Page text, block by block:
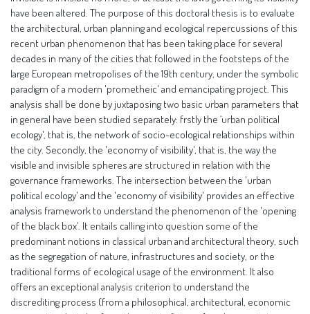
have been altered. The purpose of this doctoral thesis is to evaluate
the architectural, urban planning and ecological repercussions of this
recent urban phenomenon that has been taking place for several
decades in many of the cities that followed in the footsteps of the
large European metropolises of the 19th century, under the symbolic
paradigm of a modern 'prometheic' and emancipating project. This
analysis shall be done by juxtaposing two basic urban parameters that
in general have been studied separately: frstly the ‘urban political
ecology', that is, the network of socio-ecological relationships within
the city. Secondly, the 'economy of visibility', that is, the way the
visible and invisible spheres are structured in relation with the
governance frameworks. The intersection between the 'urban
political ecology' and the 'economy of visibility' provides an effective
analysis framework to understand the phenomenon of the 'opening
of the black box'. It entails calling into question some of the
predominant notions in classical urban and architectural theory, such
as the segregation of nature, infrastructures and society, or the
traditional forms of ecological usage of the environment. It also
offers an exceptional analysis criterion to understand the
discrediting process (from a philosophical, architectural, economic